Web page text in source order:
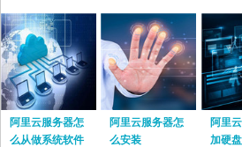
名
阿里云服务器怎
么从做系统软件
阿里云服务器怎
么安装
阿里
加硬